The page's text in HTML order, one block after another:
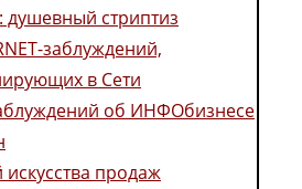
душевный стриптиз
заблуждений,
в Сети
об ИНФОбизнесе
искусства продаж